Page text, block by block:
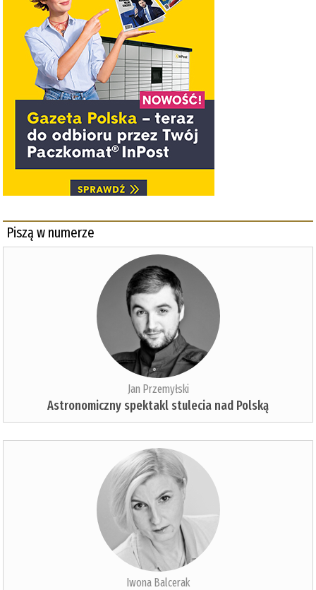
Piszą w numerze
Jan Przemyłski
Astronomiczny spektakl stulecia nad Polską
Iwona Balcerak